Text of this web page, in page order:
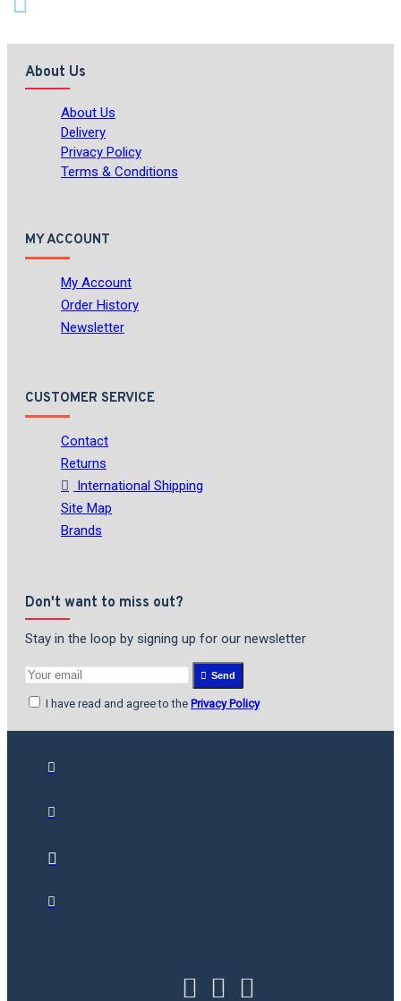
About Us
About Us
Delivery
Privacy Policy
Terms & Conditions
MY ACCOUNT
My Account
Order History
Newsletter
CUSTOMER SERVICE
Contact
Returns
International Shipping
Site Map
Brands
Don't want to miss out?
Stay in the loop by signing up for our newsletter
Send
I have read and agree to the Privacy Policy